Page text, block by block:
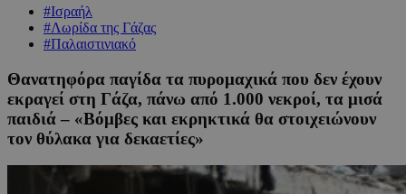
#Ισραήλ
#Λωρίδα της Γάζας
#Παλαιστινιακό
Θανατηφόρα παγίδα τα πυρομαχικά που δεν έχουν
εκραγεί στη Γάζα, πάνω από 1.000 νεκροί, τα μισά
παιδιά – «Βόμβες και εκρηκτικά θα στοιχειώνουν
τον θύλακα για δεκαετίες»